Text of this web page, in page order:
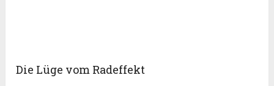
Die Lüge vom Radeffekt